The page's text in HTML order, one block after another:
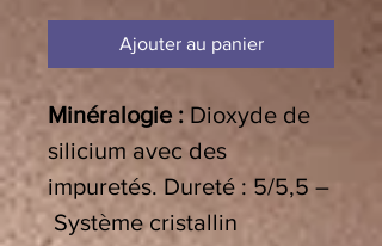
Ajouter au panier
Minéralogie :Dioxyde de
silicium avec des
impuretés. Dureté : 5/5,5 –
Système cristallin